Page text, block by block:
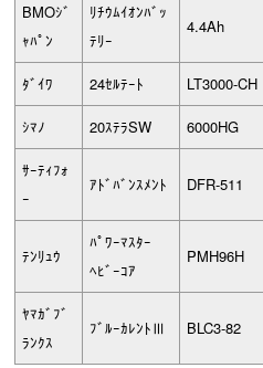
BMOｼﾞ
ｬﾊﾟﾝ
ﾘﾁｳﾑｲｵﾝﾊﾞｯ
ﾃﾘｰ
4.4Ah
ﾀﾞｲﾜ 24ｾﾙﾃｰﾄ LT3000-CH
ｼﾏﾉ 20ｽﾃﾗSW 6000HG
ｻｰﾃｨﾌｫ
ｰ
ｱﾄﾞﾊﾞﾝｽﾒﾝﾄ DFR-511
ﾃﾝﾘｭｳ
ﾊﾟﾜｰﾏｽﾀｰ
ﾍﾋﾞｰｺｱ
PMH96H
ﾔﾏｶﾞﾌﾞ
ﾗﾝｸｽ
ﾌﾞﾙｰｶﾚﾝﾄⅢ BLC3-82